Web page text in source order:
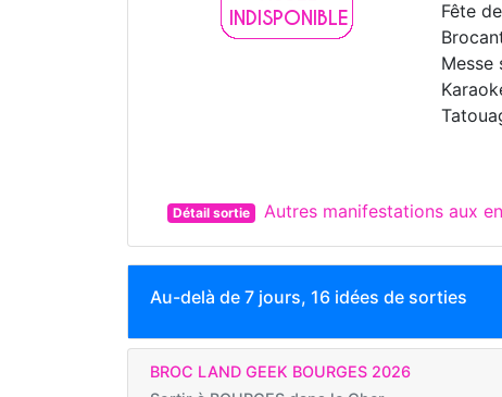
Fête
Messe
Détail sortie Autres manifestations aux
Au-delà de 7 jours, 16 idées de sorties
BROC LAND GEEK BOURGES 2026